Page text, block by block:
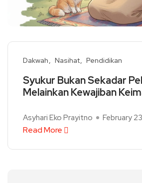
Dakwah Nasihat Pendidikan
Syukur Bukan Sekadar
Melainkan Kewajiban
Asyhari Eko Prayitno February 23
Read More